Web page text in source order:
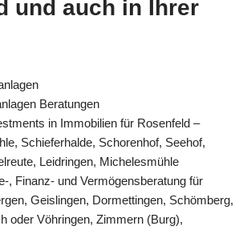
und auch in Ihrer
Beratungen
in Immobilien für Rosenfeld –
Schieferhalde, Schorenhof, Seehof,
Leidringen, Michelesmühle
, Finanz- und Vermögensberatung für
Geislingen, Dormettingen, Schömberg,
oder Vöhringen, Zimmern (Burg),